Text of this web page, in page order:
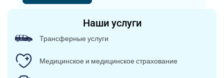
Наши услуги
Трансферные услуги
Медицинское и медицинское страхование